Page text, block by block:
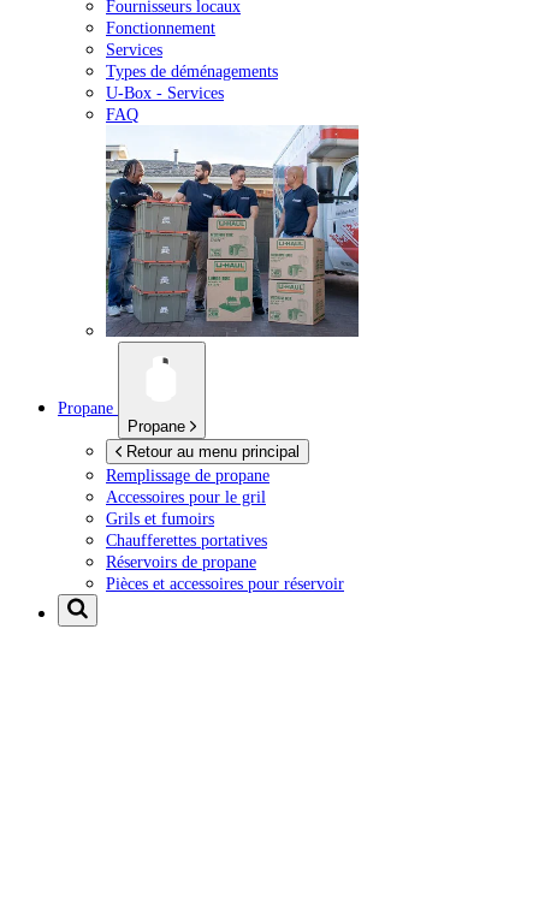
Fournisseurs locaux
Fonctionnement
Services
Types de déménagements
U-Box - Services
FAQ
Propane
Propane
Retour au menu principal
Remplissage de propane
Accessoires pour le gril
Grils et fumoirs
Chaufferettes portatives
Réservoirs de propane
Pièces et accessoires pour réservoir